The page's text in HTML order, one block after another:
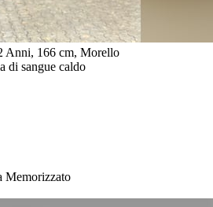
Anni, 166 cm, Morello
di sangue caldo
Memorizzato